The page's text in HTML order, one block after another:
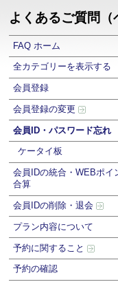
よくあるご質問（
FAQ ホーム
全カテゴリーを表示する
会員登録
会員登録の変更
会員ID・パスワード忘れ
ケータイ板
会員IDの統合・WEBポイ
合算
会員IDの削除・退会
プラン内容について
予約に関すること
予約の確認